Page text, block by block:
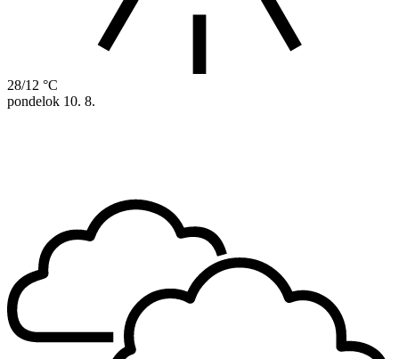
28/12 °C
pondelok 10. 8.